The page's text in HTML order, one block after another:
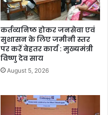
कर्तव्यनिष्ठ होकर जनसेवा एवं
सुशासन के लिए जमीनी स्तर
पर करें बेहतर कार्य : मुख्यमंत्री
विष्णु देव साय
August 5, 2026